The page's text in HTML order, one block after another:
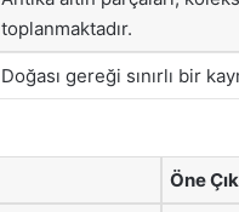
toplanmaktadır.
Doğası gereği sınırlı bir
Öne